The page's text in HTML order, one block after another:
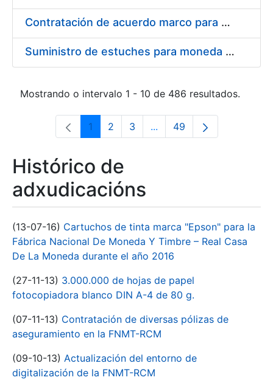
Contratación de acuerdo marco para el Suministro de Material de Electricidad para la Fábrica Nacional de Moneda y Timbre-Real Casa de la Moneda en su centro de trabajo de Burgos
Suministro de estuches para moneda de 30 €
Mostrando o intervalo 1 - 10 de 486 resultados.
Páxina
1 Páxina
2 Páxina
3 ...Páxinas intermedias Use
Páxina
49
Histórico de
adxudicacións
(13-07-16) Cartuchos de tinta marca "Epson" para la
Fábrica Nacional De Moneda Y Timbre – Real Casa
De La Moneda durante el año 2016
(27-11-13) 3.000.000 de hojas de papel
fotocopiadora blanco DIN A-4 de 80 g.
(07-11-13) Contratación de diversas pólizas de
aseguramiento en la FNMT-RCM
(09-10-13) Actualización del entorno de
digitalización de la FNMT-RCM